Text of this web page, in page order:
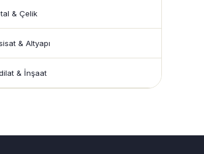
& Çelik
& Altyapı
& İnşaat